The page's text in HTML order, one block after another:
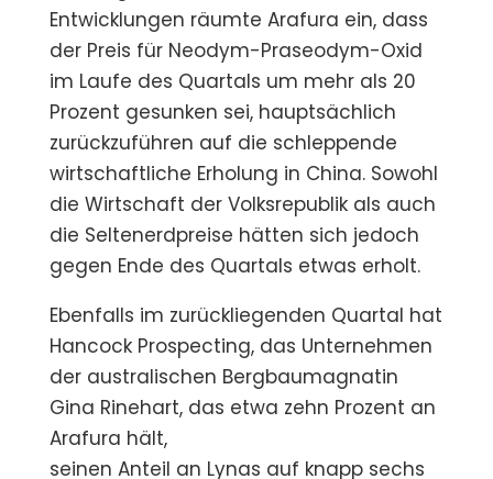
Entwicklungen räumte Arafura ein, dass
der Preis für Neodym-Praseodym-Oxid
im Laufe des Quartals um mehr als 20
Prozent gesunken sei, hauptsächlich
zurückzuführen auf die schleppende
wirtschaftliche Erholung in China. Sowohl
die Wirtschaft der Volksrepublik als auch
die Seltenerdpreise hätten sich jedoch
gegen Ende des Quartals etwas erholt.
Ebenfalls im zurückliegenden Quartal hat
Hancock Prospecting, das Unternehmen
der australischen Bergbaumagnatin
Gina Rinehart, das etwa zehn Prozent an
Arafura hält,
seinen Anteil an Lynas auf knapp sechs